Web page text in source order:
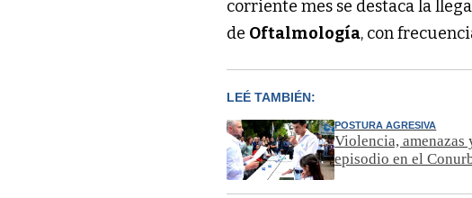
corriente mes se destaca la
de Oftalmología, con
LEÉ TAMBIÉN:
POSTURA AGRESIVA
Violencia,
episodio en el